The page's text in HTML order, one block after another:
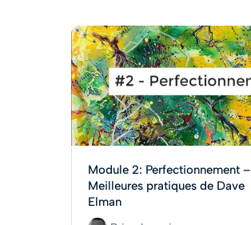
Module 2: Perfectionnement –
Meilleures pratiques de Dave
Elman